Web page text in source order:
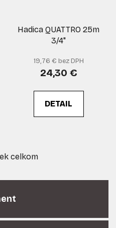
Hadica QUATTRO 25m
3/4"
19,76 € bez DPH
24,30 €
DETAIL
O
l
á
a
celkom